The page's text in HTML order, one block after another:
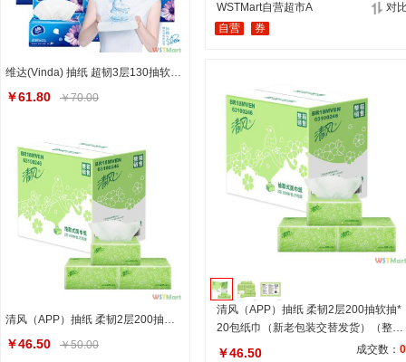
维达(Vinda) 抽纸 超韧3层130抽软抽*24包纸巾(小规格) 整箱销售
￥61.80 ￥70.00
清风（APP）抽纸 柔韧2层200抽软抽*20包纸巾（新老包装交替发货）（整箱售卖）
￥46.50 ￥50.00
WSTMart自营超市A
对
自营
券
清风（APP）抽纸 柔韧2层200抽软抽*
20包纸巾（新老包装交替发货）（整箱
售卖）
￥46.50 成交数： 0